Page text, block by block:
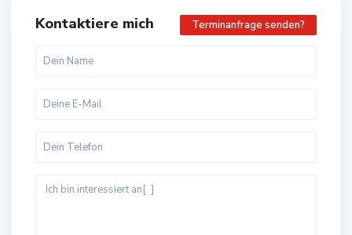
Kontaktiere mich Terminanfrage senden?